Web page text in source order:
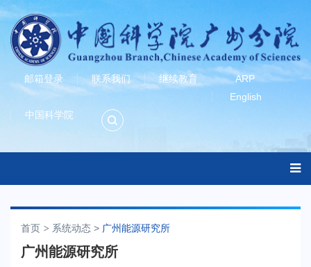
邮箱登录 联系我们 继续教育
ARP
English
中国科学院
首页 系统动态 > 广州能源研究所
广州能源研究所